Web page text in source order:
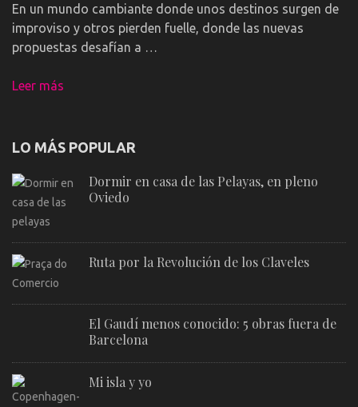
En un mundo cambiante donde unos destinos surgen de
improviso y otros pierden fuelle, donde las nuevas
propuestas desafían a …
Leer más
LO MÁS POPULAR
Dormir en casa de las Pelayas, en pleno
Oviedo
Ruta por la Revolución de los Claveles
El Gaudí menos conocido: 5 obras fuera de
Barcelona
Mi isla y yo